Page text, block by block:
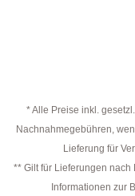
* Alle Preise inkl.
Nachnahmegebühren,
Lieferung für
** Gilt für Lieferungen
Informationen zur